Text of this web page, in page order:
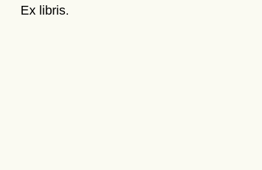
Ex libris.